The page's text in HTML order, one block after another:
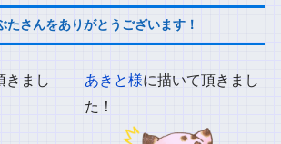
たさんをありがとうございます！
きまし
あきと様に描いて頂きまし
た！